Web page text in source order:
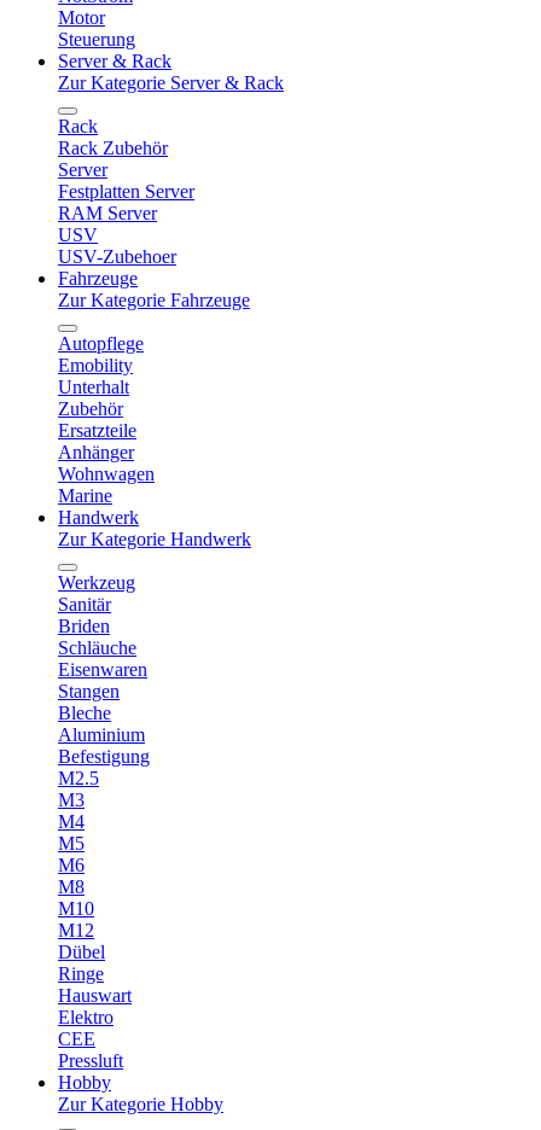
Motor
Steuerung
Server & Rack
Zur Kategorie Server & Rack
Rack
Rack Zubehör
Server
Festplatten Server
RAM Server
USV
USV-Zubehoer
Fahrzeuge
Zur Kategorie Fahrzeuge
Autopflege
Emobility
Unterhalt
Zubehör
Ersatzteile
Anhänger
Wohnwagen
Marine
Handwerk
Zur Kategorie Handwerk
Werkzeug
Sanitär
Briden
Schläuche
Eisenwaren
Stangen
Bleche
Aluminium
Befestigung
M2.5
M3
M4
M5
M6
M8
M10
M12
Dübel
Ringe
Hauswart
Elektro
CEE
Pressluft
Hobby
Zur Kategorie Hobby